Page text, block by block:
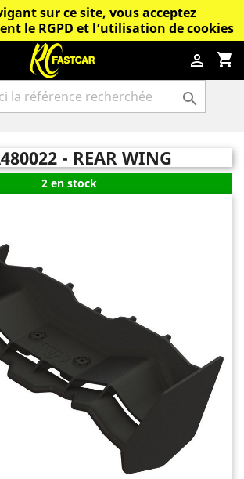
sur ce site, vous acceptez
le RGPD et l’utilisation de cookies
shopping_cart


- REAR WING
2 en stock